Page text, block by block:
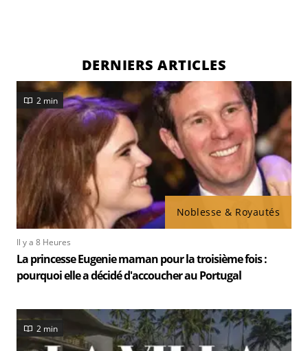
DERNIERS ARTICLES
Noblesse & Royautés
2 min
Il y a 8 Heures
La princesse Eugenie maman pour la troisième fois :
pourquoi elle a décidé d'accoucher au Portugal
2 min